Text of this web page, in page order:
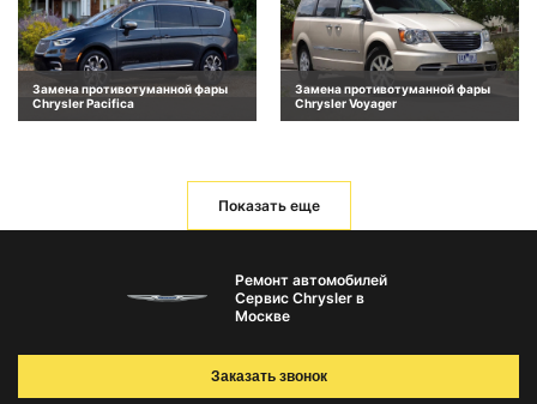
Замена противотуманной фары
Chrysler Pacifica
Замена противотуманной фары
Chrysler Voyager
Показать еще
Ремонт автомобилей
Сервис Chrysler в
Москве
Заказать звонок